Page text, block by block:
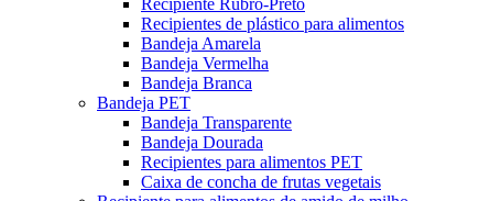
Recipientes de plástico para alimentos
Bandeja Amarela
Bandeja Vermelha
Bandeja Branca
Bandeja PET
Bandeja Transparente
Bandeja Dourada
Recipientes para alimentos PET
Caixa de concha de frutas vegetais